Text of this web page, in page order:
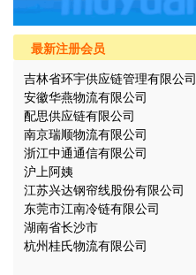
最新注册会员
吉林省环宇供应链管理有限公司
安徽华燕物流有限公司
配思供应链有限公司
南京瑞顺物流有限公司
浙江中通通信有限公司
沪上阿姨
江苏兴达钢帘线股份有限公司
东莞市江南冷链有限公司
湖南省长沙市
杭州桂氏物流有限公司